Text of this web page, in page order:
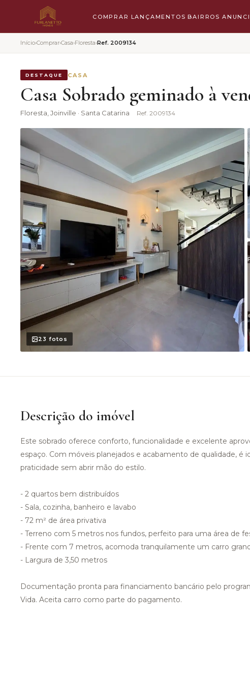
COMPRAR LANÇAMENTOS BAIRROS
Início›Comprar›Casa›Floresta›Ref. 2009134
DESTAQUE CASA
Casa Sobrado geminado à
Floresta , Joinville · Santa Catarina Ref. 2009134
23 fotos
Descrição do imóvel
Este sobrado oferece conforto, funcionalidade e excelente
espaço. Com móveis planejados e acabamento de qualidade, é
praticidade sem abrir mão do estilo.
- 2 quartos bem distribuídos
- Sala, cozinha, banheiro e lavabo
- 72 m² de área privativa
- Terreno com 5 metros nos fundos, perfeito para uma área de
- Frente com 7 metros, acomoda tranquilamente um carro
- Largura de 3,50 metros
Documentação pronta para financiamento bancário pelo
Vida. Aceita carro como parte do pagamento.